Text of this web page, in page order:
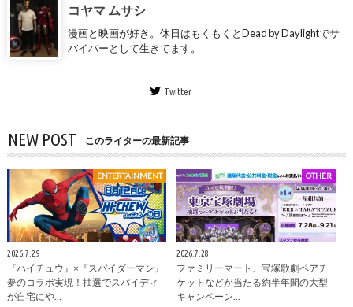
コヤマ ムサシ
漫画と映画が好き。休日はもくもくとDead by Daylightでサ
バイバーとして生きてます。
Twitter
NEW POST このライターの最新記事
ENTERTAINMENT
2026.7.29
『ハイチュウ』×『スパイダーマン』
夢のコラボ実現！抽選でスパイディ
が自宅にや…
OTHER
2026.7.28
ファミリーマート、宝塚歌劇ペアチ
ケットなどが当たる約半年間の大型
キャンペーン…